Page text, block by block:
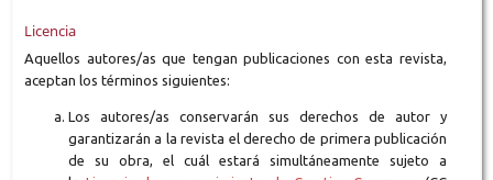
Licencia
Aquellos autores/as que tengan publicaciones con esta revista,
aceptan los términos siguientes:
Los autores/as conservarán sus derechos de autor y
garantizarán a la revista el derecho de primera publicación
de su obra, el cuál estará simultáneamente sujeto a